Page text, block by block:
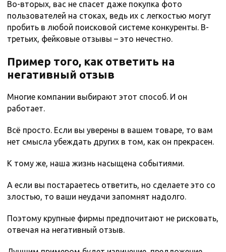
Во-вторых, вас не спасет даже покупка фото
пользователей на стоках, ведь их с легкостью могут
пробить в любой поисковой системе конкуренты. В-
третьих, фейковые отзывы – это нечестно.
Пример того, как ответить на
негативный отзыв
Многие компании выбирают этот способ. И он
работает.
Всё просто. Если вы уверены в вашем товаре, то вам
нет смысла убеждать других в том, как он прекрасен.
К тому же, наша жизнь насыщена событиями.
А если вы постараетесь ответить, но сделаете это со
злостью, то ваши неудачи запомнят надолго.
Поэтому крупные фирмы предпочитают не рисковать,
отвечая на негативный отзыв.